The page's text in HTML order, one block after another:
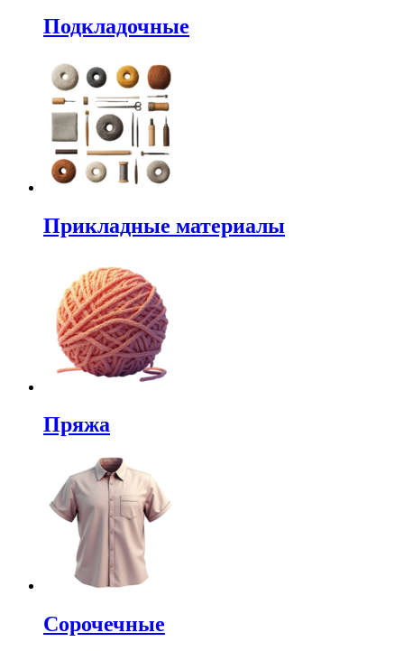
Подкладочные
Прикладные материалы
Пряжа
Сорочечные